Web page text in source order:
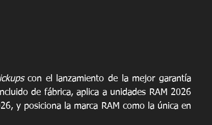
con el lanzamiento de la mejor garantía
de fábrica, aplica a unidades RAM 2026
y posiciona la marca RAM como la única en